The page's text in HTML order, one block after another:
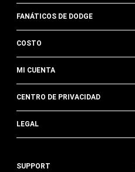
FANÁTICOS DE DODGE
COSTO
MI CUENTA
CENTRO DE PRIVACIDAD
LEGAL
SUPPORT